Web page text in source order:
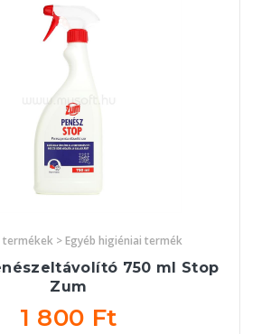
termékek > Egyéb higiéniai termék
750 ml Stop
Zum
1 800 Ft